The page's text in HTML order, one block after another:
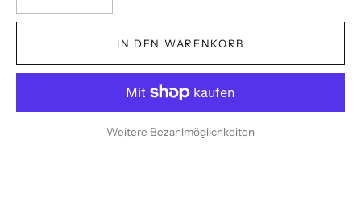
IN DEN WARENKORB
Weitere Bezahlmöglichkeiten